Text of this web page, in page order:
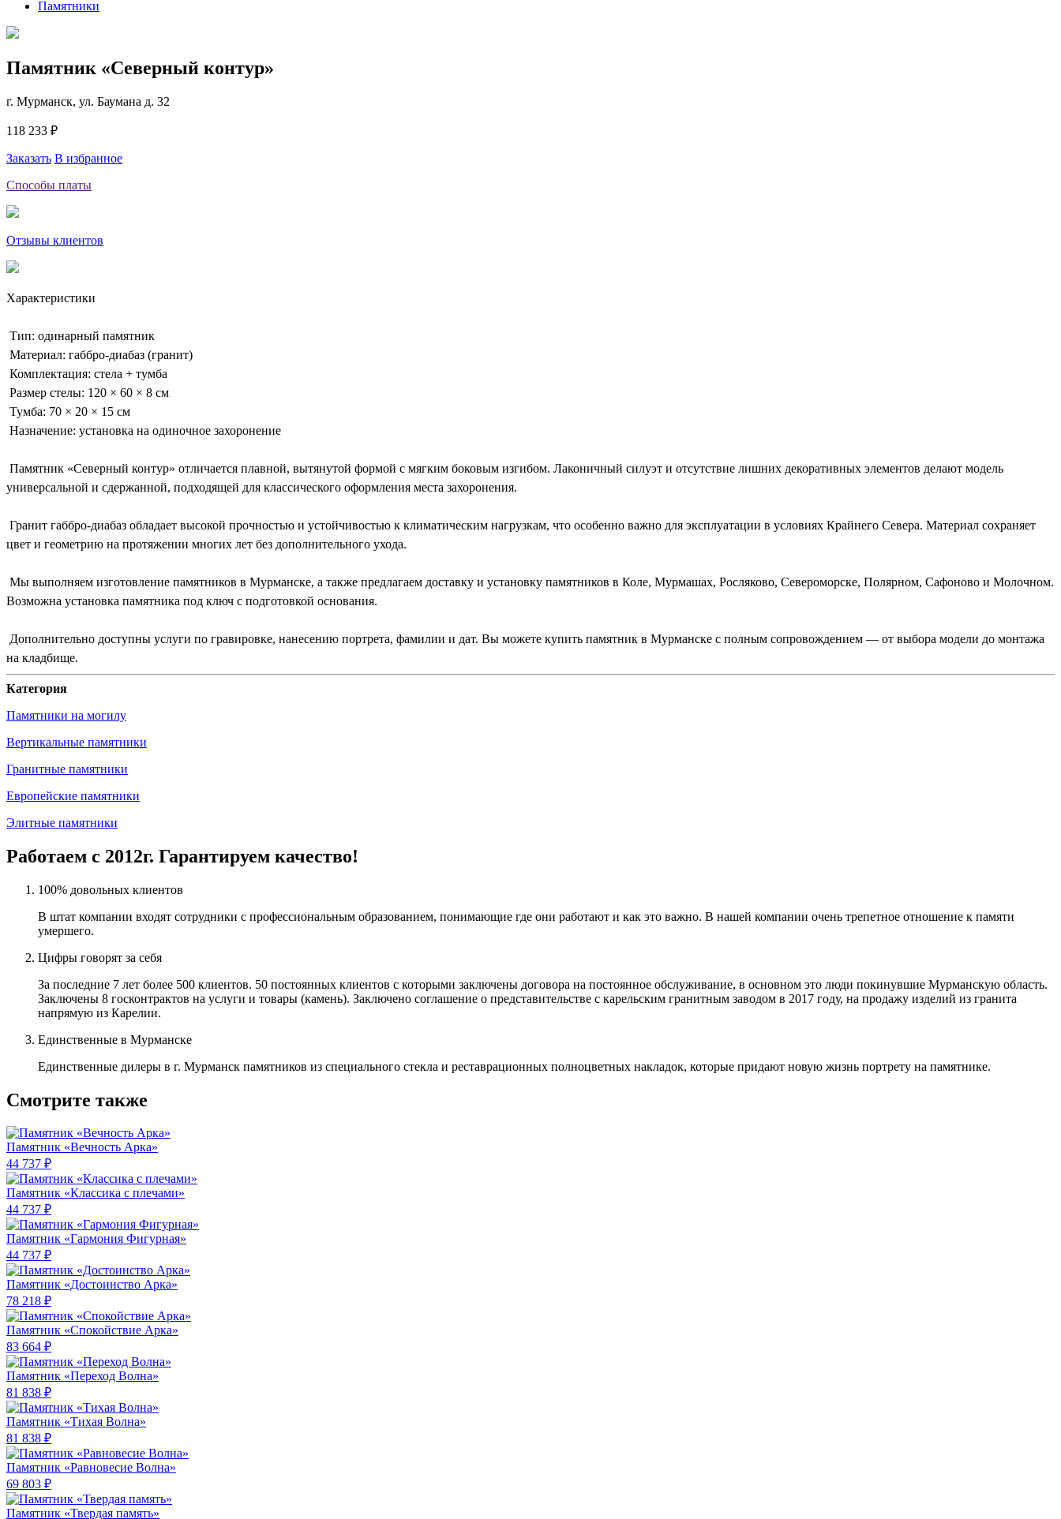
Памятники
Памятник «Северный контур»
г. Мурманск, ул. Баумана д. 32
118 233 ₽
Заказать В избранное
Способы платы
Отзывы клиентов
Характеристики
Тип: одинарный памятник
Материал: габбро-диабаз (гранит)
Комплектация: стела + тумба
Размер стелы: 120 × 60 × 8 см
Тумба: 70 × 20 × 15 см
Назначение: установка на одиночное захоронение
Памятник «Северный контур» отличается плавной, вытянутой формой с мягким боковым изгибом. Лаконичный силуэт и отсутствие лишних декоративных элементов делают модель
универсальной и сдержанной, подходящей для классического оформления места захоронения.
Гранит габбро-диабаз обладает высокой прочностью и устойчивостью к климатическим нагрузкам, что особенно важно для эксплуатации в условиях Крайнего Севера. Материал сохраняет
цвет и геометрию на протяжении многих лет без дополнительного ухода.
Мы выполняем изготовление памятников в Мурманске, а также предлагаем доставку и установку памятников в Коле, Мурмашах, Росляково, Североморске, Полярном, Сафоново и Молочном.
Возможна установка памятника под ключ с подготовкой основания.
Дополнительно доступны услуги по гравировке, нанесению портрета, фамилии и дат. Вы можете купить памятник в Мурманске с полным сопровождением — от выбора модели до монтажа
на кладбище.
Категория
Памятники на могилу
Вертикальные памятники
Гранитные памятники
Европейские памятники
Элитные памятники
Работаем с 2012г. Гарантируем качество!
100% довольных клиентов
В штат компании входят сотрудники с профессиональным образованием, понимающие где они работают и как это важно. В нашей компании очень трепетное отношение к памяти
умершего.
Цифры говорят за себя
За последние 7 лет более 500 клиентов. 50 постоянных клиентов с которыми заключены договора на постоянное обслуживание, в основном это люди покинувшие Мурманскую область.
Заключены 8 госконтрактов на услуги и товары (камень). Заключено соглашение о представительстве с карельским гранитным заводом в 2017 году, на продажу изделий из гранита
напрямую из Карелии.
Единственные в Мурманске
Единственные дилеры в г. Мурманск памятников из специального стекла и реставрационных полноцветных накладок, которые придают новую жизнь портрету на памятнике.
Смотрите также
Памятник «Вечность Арка»
44 737 ₽
Памятник «Классика c плечами»
44 737 ₽
Памятник «Гармония Фигурная»
44 737 ₽
Памятник «Достоинство Арка»
78 218 ₽
Памятник «Спокойствие Арка»
83 664 ₽
Памятник «Переход Волна»
81 838 ₽
Памятник «Тихая Волна»
81 838 ₽
Памятник «Равновесие Волна»
69 803 ₽
Памятник «Твердая память»